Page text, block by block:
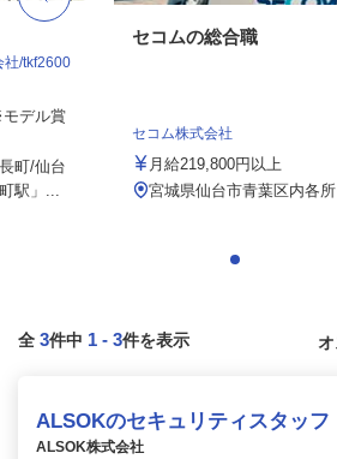
社/tkf2600
デル賞
町/仙台
駅」...
セコムの総合職
セコム株式会社
月給219,800円以上
宮城県仙台市青葉区内各所
全 3件中 1 - 3件を表示
ALSOKのセキュリティスタッフ
ALSOK株式会社